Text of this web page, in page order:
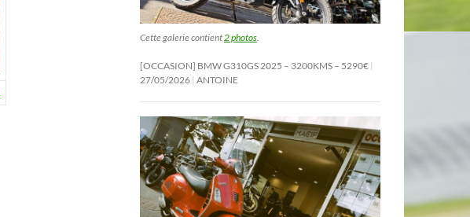
Cette galerie contient 2 photos
[OCCASION] BMW G310GS 2025 – 3200KMS – 5290€
27/05/2026 ANTOINE